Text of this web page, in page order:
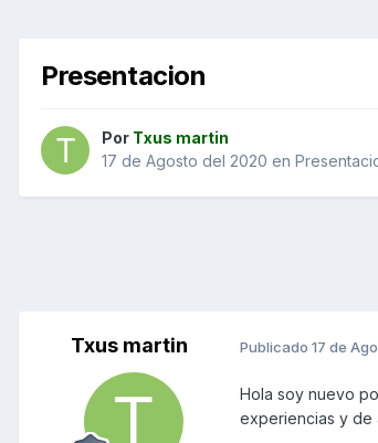
Presentacion
Por Txus martin
17 de Agosto del 2020 en
Txus martin Publicado 17 de
Hola soy nuevo
experiencias y de